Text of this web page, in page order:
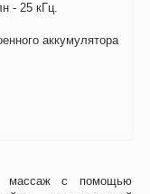
массаж с помощью
- 25 кГц.
аккумулятора